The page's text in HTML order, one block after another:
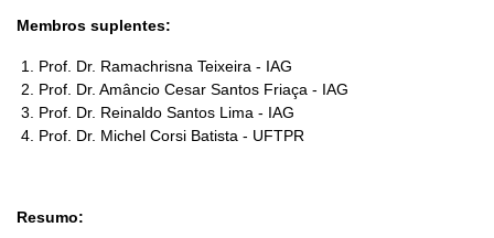
Membros suplentes:
Prof. Dr. Ramachrisna Teixeira - IAG
Prof. Dr. Amâncio Cesar Santos Friaça - IAG
Prof. Dr. Reinaldo Santos Lima - IAG
Prof. Dr. Michel Corsi Batista - UFTPR
Resumo: